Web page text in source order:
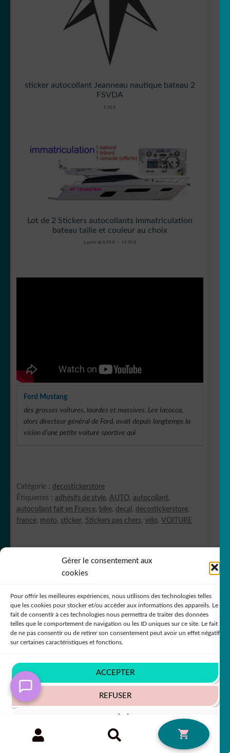
Gérer le consentement aux
cookies
Pour offrir les meilleures expériences, nous utilisons des technologies telles
que les cookies pour stocker et/ou accéder aux informations des appareils. Le
fait de consentir à ces technologies nous permettra de traiter des données
telles que le comportement de navigation ou les ID uniques sur ce site. Le fait
de ne pas consentir ou de retirer son consentement peut avoir un effet négatif
sur certaines caractéristiques et fonctions.
ACCEPTER
REFUSER
Politique de confidentialité
sticker autocollant Jeanneau nautique bateau 2
FSVDA
5,50 €
Lot de 2 Stickers autocollants immatriculation
bateau taille et couleur au choix
à partir de 8,90 € – 19,90 €Plage
Ford Mustang
des grosses voitures, lourdes et massives. Lee Iacocca,
alors directeur général de Ford, avait depuis longtemps la
vision d’une petite voiture sportive qui
Catégorie : decostickerstore
Étiquettes : adhésifs de style, AUTO, autocollant,
autocollant fait en France, bike, decal , decostickerstore,
france, moto, sticker, Stickers pas chers, vélo, VOITURE
8 MARS 2023
Stickers pour vélo
Recherche
RECHERCHE